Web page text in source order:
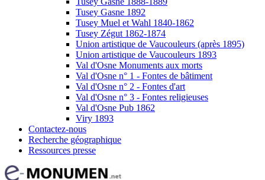
Tusey Gasne 1892
Tusey Muel et Wahl 1840-1862
Tusey Zégut 1862-1874
Union artistique de Vaucouleurs (après 1895)
Union artistique de Vaucouleurs 1893
Val d'Osne Monuments aux morts
Val d'Osne n° 1 - Fontes de bâtiment
Val d'Osne n° 2 - Fontes d'art
Val d'Osne n° 3 - Fontes religieuses
Val d'Osne Pub 1862
Viry 1893
Contactez-nous
Recherche géographique
Ressources presse